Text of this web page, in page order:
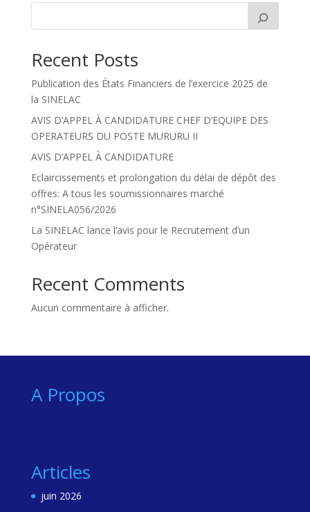
Recent Posts
Publication des États Financiers de l’exercice 2025 de
la SINELAC
AVIS D’APPEL À CANDIDATURE CHEF D’EQUIPE DES
OPERATEURS DU POSTE MURURU II
AVIS D’APPEL À CANDIDATURE
Eclaircissements et prolongation du délai de dépôt des
offres: A tous les soumissionnaires marché
n°SINELA056/2026
La SINELAC lance l’avis pour le Recrutement d’un
Opérateur
Recent Comments
Aucun commentaire à afficher.
A Propos
Articles
juin 2026